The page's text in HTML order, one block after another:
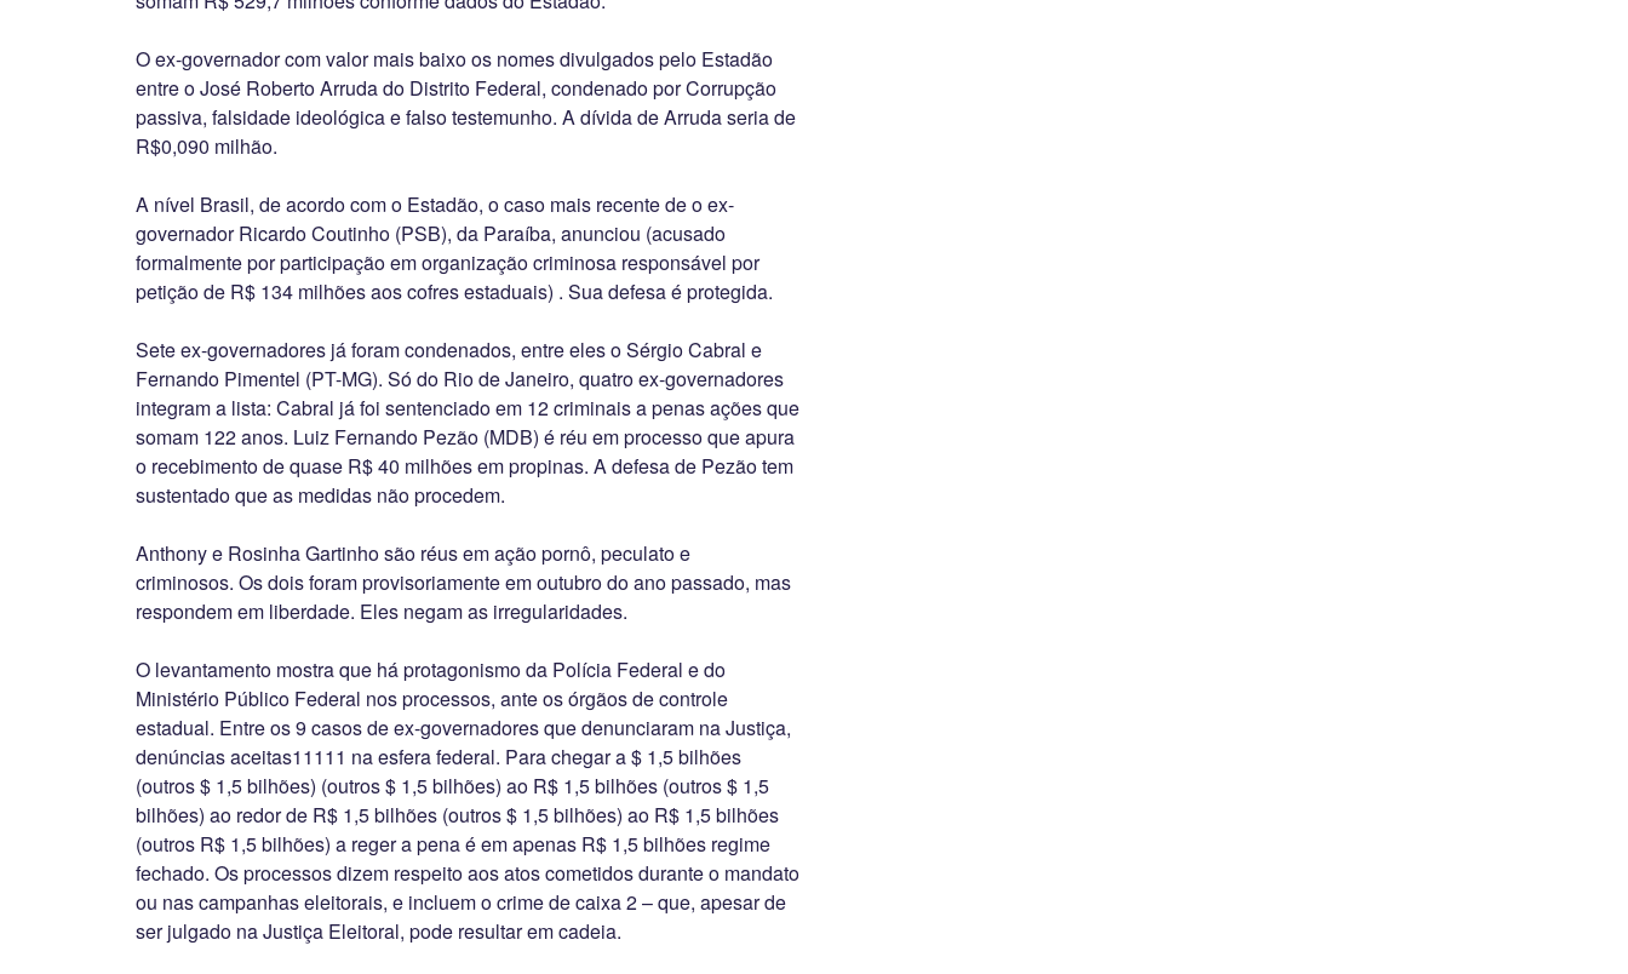
O ex-governador com valor mais baixo os nomes divulgados pelo Estadão
entre o José Roberto Arruda do Distrito Federal, condenado por Corrupção
passiva, falsidade ideológica e falso testemunho. A dívida de Arruda seria de
R$0,090 milhão.
A nível Brasil, de acordo com o Estadão, o caso mais recente de o ex-
governador Ricardo Coutinho (PSB), da Paraíba, anunciou (acusado
formalmente por participação em organização criminosa responsável por
petição de R$ 134 milhões aos cofres estaduais) . Sua defesa é protegida.
Sete ex-governadores já foram condenados, entre eles o Sérgio Cabral e
Fernando Pimentel (PT-MG). Só do Rio de Janeiro, quatro ex-governadores
integram a lista: Cabral já foi sentenciado em 12 criminais a penas ações que
somam 122 anos. Luiz Fernando Pezão (MDB) é réu em processo que apura
o recebimento de quase R$ 40 milhões em propinas. A defesa de Pezão tem
sustentado que as medidas não procedem.
Anthony e Rosinha Gartinho são réus em ação pornô, peculato e
criminosos. Os dois foram provisoriamente em outubro do ano passado, mas
respondem em liberdade. Eles negam as irregularidades.
O levantamento mostra que há protagonismo da Polícia Federal e do
Ministério Público Federal nos processos, ante os órgãos de controle
estadual. Entre os 9 casos de ex-governadores que denunciaram na Justiça,
denúncias aceitas11111 na esfera federal. Para chegar a $ 1,5 bilhões
(outros $ 1,5 bilhões) (outros $ 1,5 bilhões) ao R$ 1,5 bilhões (outros $ 1,5
bilhões) ao redor de R$ 1,5 bilhões (outros $ 1,5 bilhões) ao R$ 1,5 bilhões
(outros R$ 1,5 bilhões) a reger a pena é em apenas R$ 1,5 bilhões regime
fechado. Os processos dizem respeito aos atos cometidos durante o mandato
ou nas campanhas eleitorais, e incluem o crime de caixa 2 – que, apesar de
ser julgado na Justiça Eleitoral, pode resultar em cadeia.